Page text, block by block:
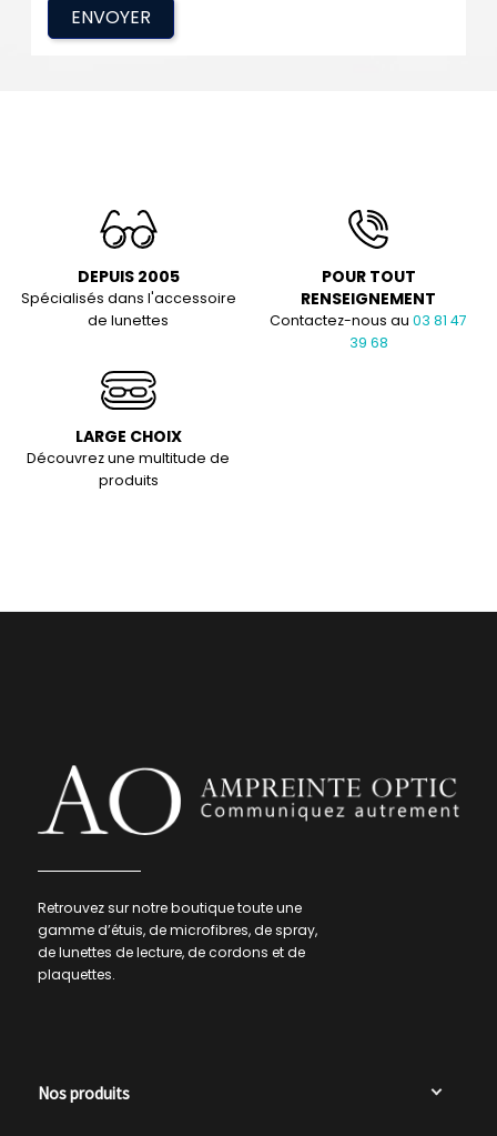
DEPUIS 2005
Spécialisés dans l'accessoire
de lunettes
POUR TOUT
RENSEIGNEMENT
Contactez-nous au03 81 47
39 68
LARGE CHOIX
Découvrez une multitude de
produits
Retrouvez sur notre boutique toute une
gamme d’étuis, de microfibres, de spray,
de lunettes de lecture, de cordons et de
plaquettes.
Nos produits